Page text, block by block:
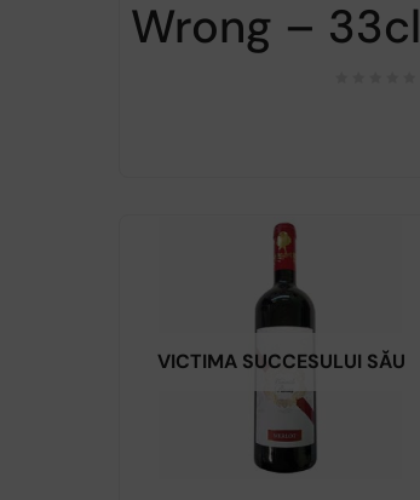
Wrong – 33cl
VICTIMA SUCCESULUI SĂU